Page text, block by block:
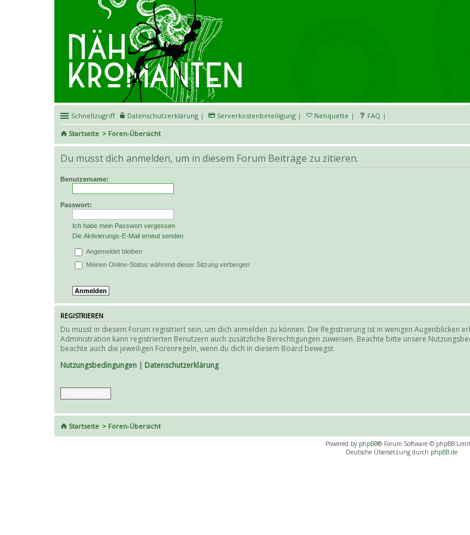
Schnellzugriff Datenschutzerklärung | Serverkostenbeteiligung | Netiquette | FAQ |
Startseite
Foren-Übersicht
Du musst dich anmelden, um in diesem Forum Beiträge zu zitieren.
Benutzername:
Passwort:
Ich habe mein Passwort vergessen
Die Aktivierungs-E-Mail erneut senden
Angemeldet bleiben
Meinen Online-Status während dieser Sitzung verbergen
REGISTRIEREN
Du musst in diesem Forum registriert sein, um dich anmelden zu können. Die Registrierung ist in wenigen
Administration kann registrierten Benutzern auch zusätzliche Berechtigungen zuweisen. Beachte bitte unsere
beachte auch die jeweiligen Forenregeln, wenn du dich in diesem Board bewegst.
Nutzungsbedingungen
Datenschutzerklärung
Startseite Foren-Übersicht
Powered by phpBB® Forum Software © phpBB
Deutsche Übersetzung durch phpBB.de